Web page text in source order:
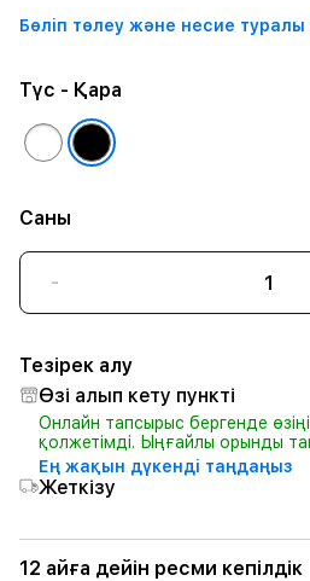
Бөліп төлеу және несие
Түс - Қара
Саны
-
Тезірек алу
Өзі алып кету пункті
Онлайн тапсырыс бергенде
қолжетімді. Ыңғайлы орынды
Ең жақын дүкенді таңдаңыз
Жеткізу
12 айға дейін ресми кепілдік